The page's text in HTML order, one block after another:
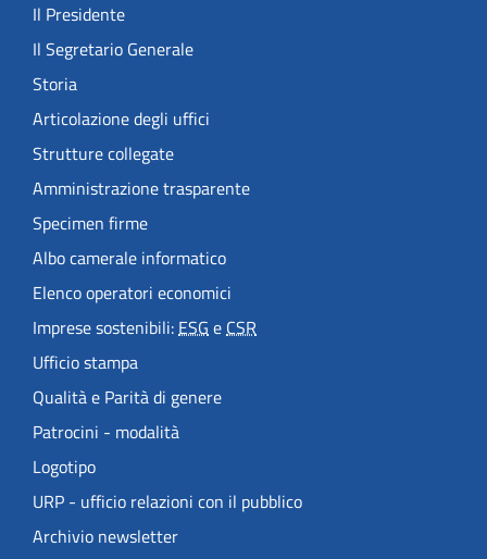
Il Presidente
Il Segretario Generale
Storia
Articolazione degli uffici
Strutture collegate
Amministrazione trasparente
Specimen firme
Albo camerale informatico
Elenco operatori economici
Imprese sostenibili:ESGeCSR
Ufficio stampa
Qualità e Parità di genere
Patrocini - modalità
Logotipo
URP - ufficio relazioni con il pubblico
Archivio newsletter